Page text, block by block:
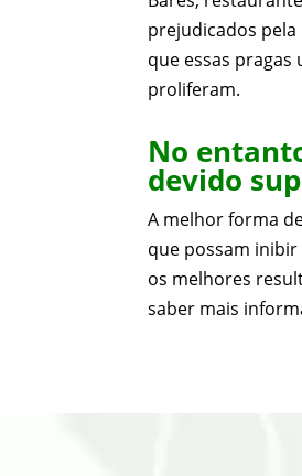
prejudicados pela
que essas
proliferam.
No
devido
A melhor forma
que possam
os melhores
saber mais